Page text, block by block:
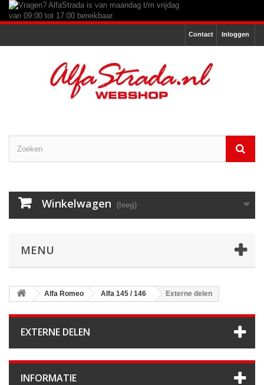
Inloggen
Contact
Winkelwagen (leeg)
MENU
Alfa Romeo Alfa 145 / 146 Externe delen
EXTERNE DELEN
INFORMATIE